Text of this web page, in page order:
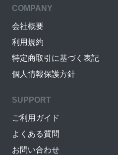
COMPANY
会社概要
利用規約
特定商取引に基づく表記
個人情報保護方針
SUPPORT
ご利用ガイド
よくある質問
お問い合わせ